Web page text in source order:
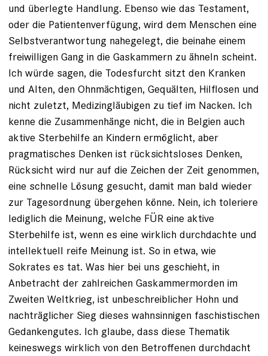
und überlegte Handlung. Ebenso wie das Testament,
oder die Patientenverfügung, wird dem Menschen eine
Selbstverantwortung nahegelegt, die beinahe einem
freiwilligen Gang in die Gaskammern zu ähneln scheint.
Ich würde sagen, die Todesfurcht sitzt den Kranken
und Alten, den Ohnmächtigen, Gequälten, Hilflosen und
nicht zuletzt, Medizingläubigen zu tief im Nacken. Ich
kenne die Zusammenhänge nicht, die in Belgien auch
aktive Sterbehilfe an Kindern ermöglicht, aber
pragmatisches Denken ist rücksichtsloses Denken,
Rücksicht wird nur auf die Zeichen der Zeit genommen,
eine schnelle Lösung gesucht, damit man bald wieder
zur Tagesordnung übergehen könne. Nein, ich toleriere
lediglich die Meinung, welche FÜR eine aktive
Sterbehilfe ist, wenn es eine wirklich durchdachte und
intellektuell reife Meinung ist. So in etwa, wie
Sokrates es tat. Was hier bei uns geschieht, in
Anbetracht der zahlreichen Gaskammermorden im
Zweiten Weltkrieg, ist unbeschreiblicher Hohn und
nachträglicher Sieg dieses wahnsinnigen faschistischen
Gedankengutes. Ich glaube, dass diese Thematik
keineswegs wirklich von den Betroffenen durchdacht